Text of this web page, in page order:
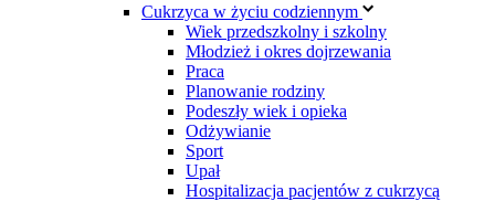
Cukrzyca w życiu codziennym
Wiek przedszkolny i szkolny
Młodzież i okres dojrzewania
Praca
Planowanie rodziny
Podeszły wiek i opieka
Odżywianie
Sport
Upał
Hospitalizacja pacjentów z cukrzycą